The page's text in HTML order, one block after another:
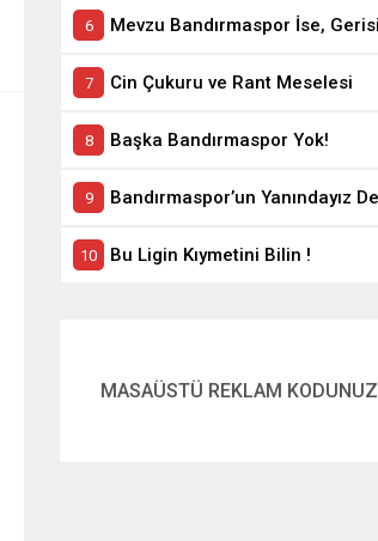
Cin Çukuru ve Rant Meselesi
Başka Bandırmaspor Yok!
Bu Ligin Kıymetini Bilin !
MASAÜSTÜ REKLAM KODUNUZ